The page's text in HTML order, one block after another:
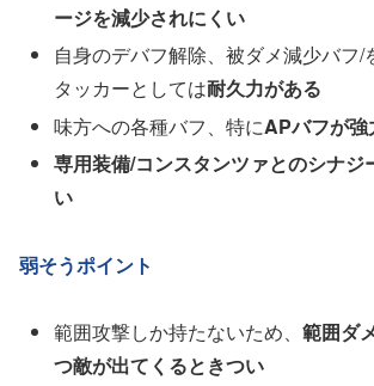
ージを減少されにくい
自身のデバフ解除、被ダメ減少バフ/
タッカーとしては耐久力がある
味方への各種バフ、特にAPバフが強
専用装備/コンスタンツァとのシナジ
い
弱そうポイント
範囲攻撃しか持たないため、範囲ダ
つ敵が出てくるときつい